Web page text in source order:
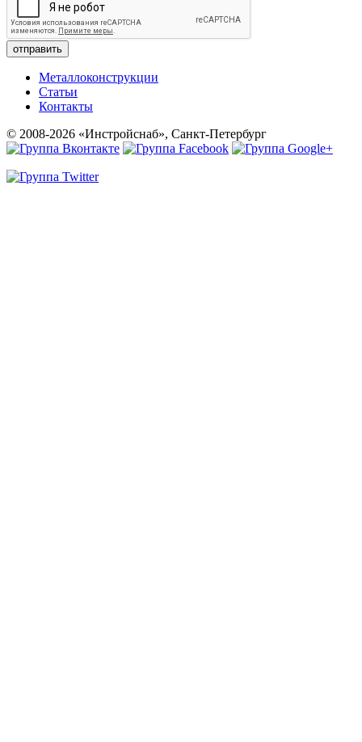
отправить
Металлоконструкции
Статьи
Контакты
© 2008-2026 «Инстройснаб», Санкт-Петербург